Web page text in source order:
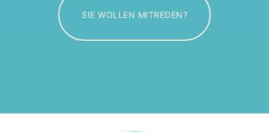
SIE WOLLEN MITREDEN?